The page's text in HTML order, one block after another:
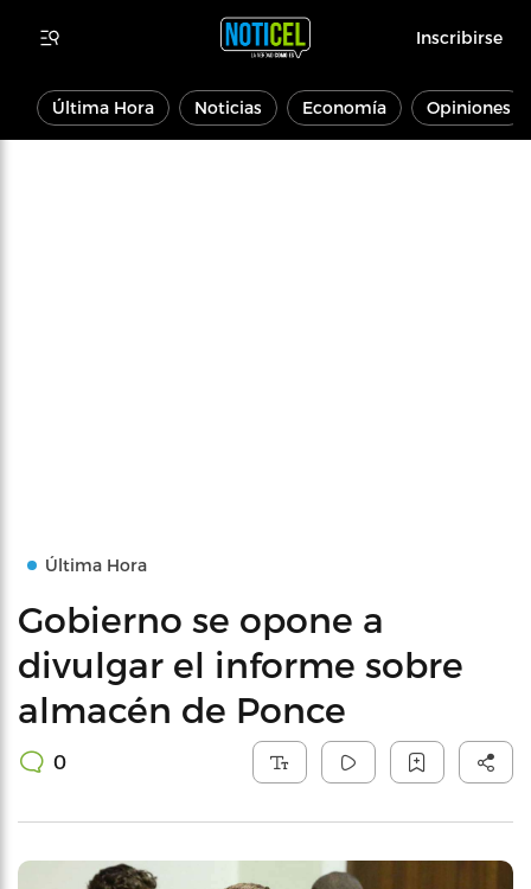
Inscribirse
Última Hora Noticias Economía Opiniones
Última Hora
Gobierno se opone a
divulgar el informe sobre
almacén de Ponce
0